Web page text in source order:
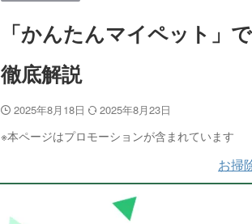
「かんたんマイペット」
徹底解説
2025年8月18日 2025年8月23日
※本ページはプロモーションが含まれています
お掃